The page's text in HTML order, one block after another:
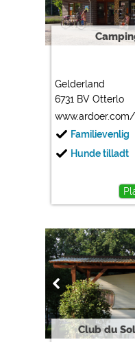
Gelderland
6731 BV Otterlo
Familievenlig
Hunde tilladt
Club du